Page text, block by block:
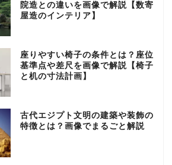
院造との違いを画像で解説【数寄
屋造のインテリア】
座りやすい椅子の条件とは？座位
基準点や差尺を画像で解説【椅子
と机の寸法計画】
古代エジプト文明の建築や装飾の
特徴とは？画像でまるごと解説